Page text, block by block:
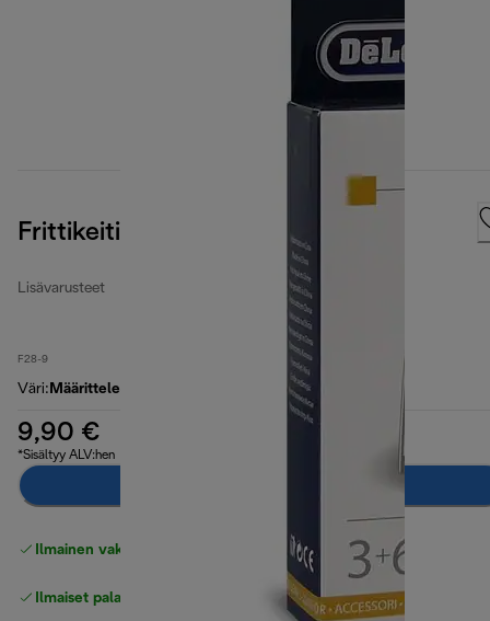
Frittikeitinten suodatinpakkaus
Lisävarusteet
F28-9
Väri: Määrittelemätön
9,90 €
*Sisältyy ALV:hen
Ilmainen vakiotoimitus
Ilmaiset palautukset